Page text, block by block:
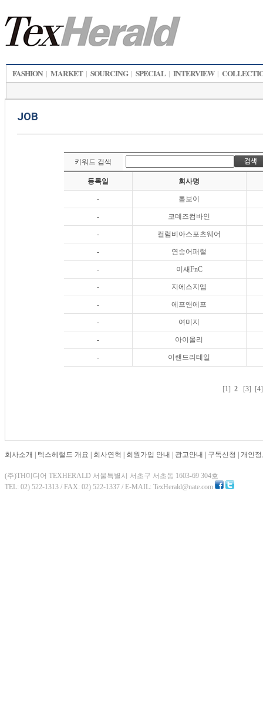
FASHION | MARKET | SOURCING | SPECIAL | INTERVIEW |
JOB
키워드 검색
등록일 회사명
- 톰보이
- 코데즈컴바인
- 컬럼비아스포츠웨어
- 연승어패럴
- 이새FnC
- 지에스지엠
- 에프앤에프
- 여미지
- 아이올리
- 이랜드리테일
[1]2 [3] [4
회사소개 텍스헤럴드 개요 회사연혁 회원가입 안내 광고안내 구독신청 개인
(주)TH미디어 TEXHERALD 서울특별시 서초구 서초동 1603-69 304호
TEL: 02) 522-1313 / FAX: 02) 522-1337 / E-MAIL: TexHerald@nate.com